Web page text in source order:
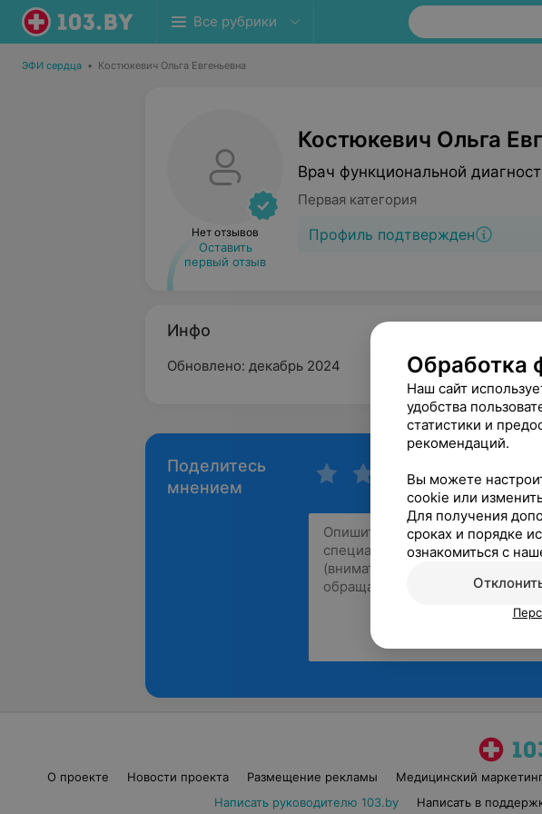
Все рубрики
ЭФИ сердца • Костюкевич Ольга Евгеньевна
Нет отзывов
Оставить
первый отзыв
Костюкевич Ольга
Врач функциональной
Первая категория
Профиль подтвержден
Инфо
Обновлено: декабрь 2024
Поделитесь
мнением
О проекте Новости проекта Размещение рекламы Медицинский
Написать руководителю 103.by
Написать в
Обработка
Наш сайт
удобства
статистики и
рекомендаций.
Вы можете
cookie или
Для получения
сроках и порядке
ознакомиться с